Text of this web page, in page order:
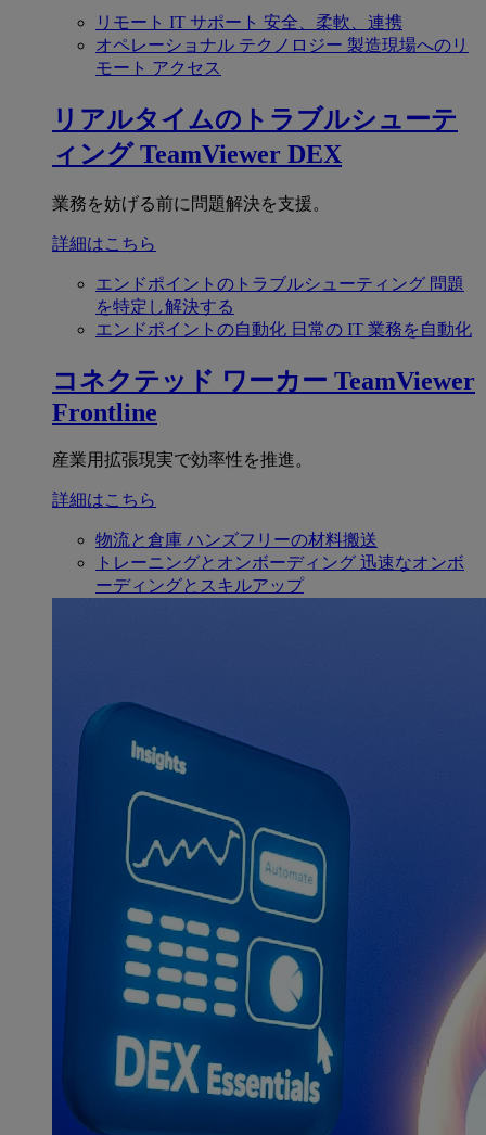
リモート IT サポート 安全、柔軟、連携
オペレーショナル テクノロジー 製造現場へのリ
モート アクセス
リアルタイムのトラブルシューテ
ィング TeamViewer DEX
業務を妨げる前に問題解決を支援。
詳細はこちら
エンドポイントのトラブルシューティング 問題
を特定し解決する
エンドポイントの自動化 日常の IT 業務を自動化
コネクテッド ワーカー TeamViewer
Frontline
産業用拡張現実で効率性を推進。
詳細はこちら
物流と倉庫 ハンズフリーの材料搬送
トレーニングとオンボーディング 迅速なオンボ
ーディングとスキルアップ